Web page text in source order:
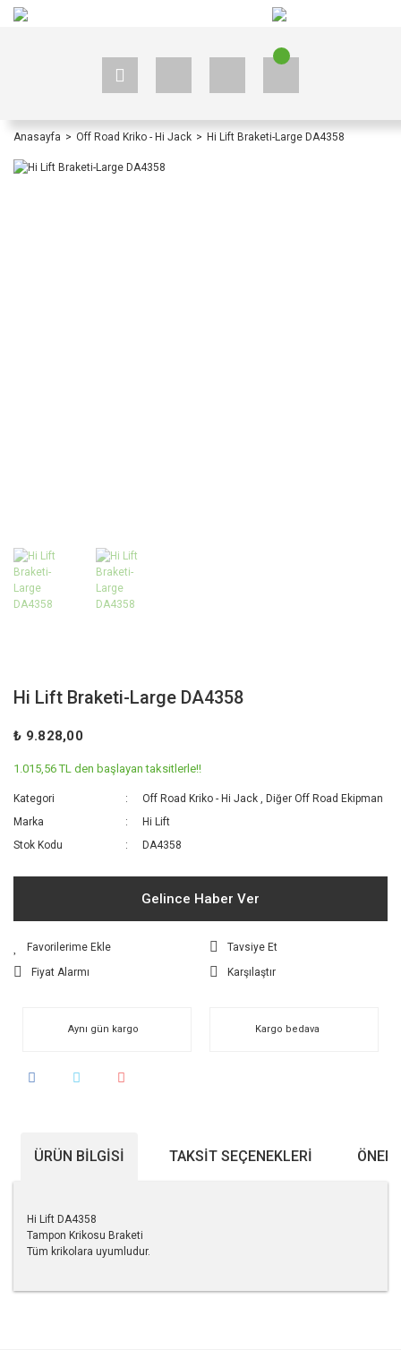
Anasayfa Off Road Kriko - Hi Jack Hi Lift Braketi-Large DA4358
Hi Lift Braketi-Large DA4358
₺ 9.828,00
1.015,56 TL den başlayan taksitlerle!!
Kategori Off Road Kriko - Hi Jack ,Diğer Off Road Ekipman
Marka
Hi Lift
Stok Kodu
DA4358
Gelince Haber Ver
Tavsiye Et
Fiyat Alarmı
Karşılaştır
Aynı gün kargo Kargo bedava
ÜRÜN BILGISI TAKSIT SEÇENEKLERI
Hi Lift DA4358
Tampon Krikosu Braketi
Tüm krikolara uyumludur.